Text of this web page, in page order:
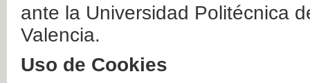
ante la Universidad Politécnica
Valencia.
Uso de Cookies